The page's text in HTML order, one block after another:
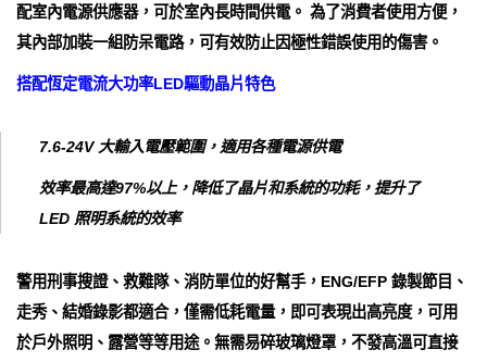
配室內電源供應器，可於室內長時間供電。 為了消費者使用方便，
其內部加裝一組防呆電路，可有效防止因極性錯誤使用的傷害。
搭配恆定電流大功率LED驅動晶片特色
7.6-24V 大輸入電壓範圍，適用各種電源供電
效率最高達97%以上，降低了晶片和系統的功耗，提升了
LED 照明系統的效率
警用刑事搜證、救難隊、消防單位的好幫手，ENG/EFP 錄製節目、
走秀、結婚錄影都適合，僅需低耗電量，即可表現出高亮度，可用
於戶外照明、露營等等用途。無需易碎玻璃燈罩，不發高溫可直接